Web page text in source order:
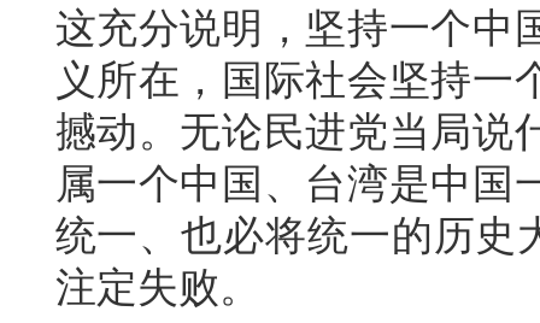
这充分说明，坚持一个中
义所在，国际社会坚持一
撼动。无论民进党当局说
属一个中国、台湾是中国
统一、也必将统一的历史
注定失败。